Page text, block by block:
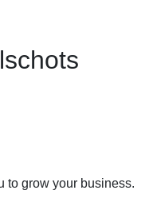
to grow your business.